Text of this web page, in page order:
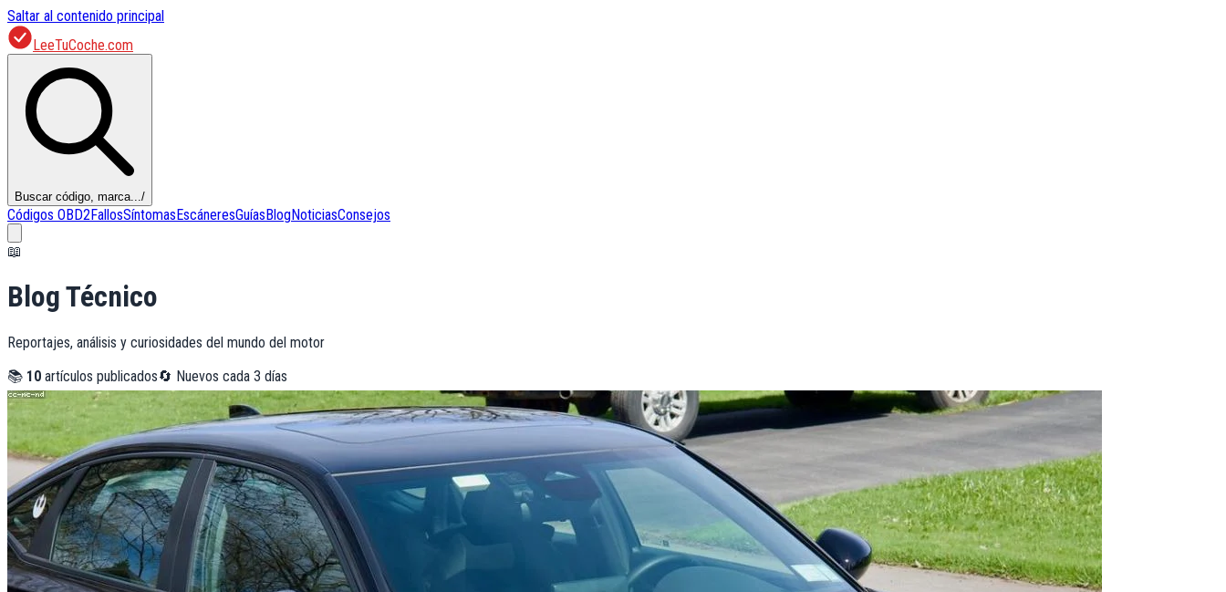
Saltar al contenido principal
LeeTuCoche.com
Buscar código, marca.../
Códigos OBD2FallosSíntomasEscáneresGuíasBlogNoticiasConsejos
📖
Blog Técnico
Reportajes, análisis y curiosidades del mundo del motor
📚 10 artículos publicados🔄 Nuevos cada 3 días